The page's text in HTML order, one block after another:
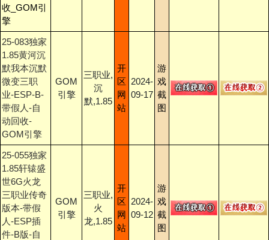
收_GOM引
擎
25-083独家
1.85黄河沉
默我本沉默
微变三职
业-ESP-B-
带假人-自
动回收-
GOM引擎
GOM
引擎
三职业,
沉
默,1.85
开
区
网
站
2024-
09-17
游
戏
截
图
25-055独家
1.85轩辕盛
世6G火龙
三职业传奇
版本-带假
人-ESP插
件-B版-自
GOM
引擎
三职业,
火
龙,1.85
开
区
网
站
2024-
09-12
游
戏
截
图